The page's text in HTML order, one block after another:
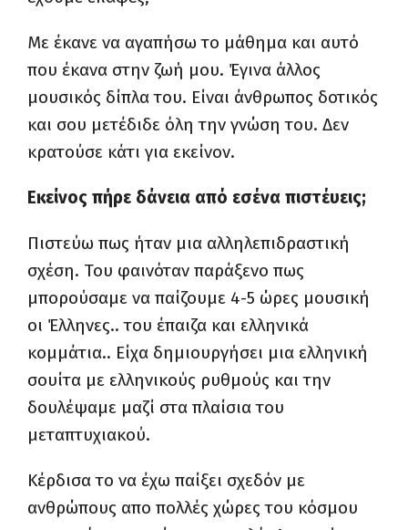
Με έκανε να αγαπήσω το μάθημα και αυτό
που έκανα στην ζωή μου. Έγινα άλλος
μουσικός δίπλα του. Είναι άνθρωπος δοτικός
και σου μετέδιδε όλη την γνώση του. Δεν
κρατούσε κάτι για εκείνον.
Εκείνος πήρε δάνεια από εσένα πιστέυεις;
Πιστεύω πως ήταν μια αλληλεπιδραστική
σχέση. Του φαινόταν παράξενο πως
μπορούσαμε να παίζουμε 4-5 ώρες μουσική
οι Έλληνες.. του έπαιζα και ελληνικά
κομμάτια.. Είχα δημιουργήσει μια ελληνική
σουίτα με ελληνικούς ρυθμούς και την
δουλέψαμε μαζί στα πλαίσια του
μεταπτυχιακού.
Κέρδισα το να έχω παίξει σχεδόν με
ανθρώπους απο πολλές χώρες του κόσμου